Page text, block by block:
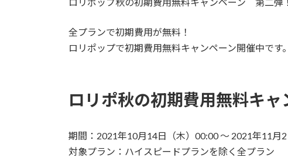
新
時
:
全プランで初期費用が無料！
ロリポップで初期費用無料キャンペーン開催中です
ロリポ秋の初期費用無料キャ
期間：2021年10月14日（木）00:00 ～ 2021年11月
対象プラン：ハイスピードプランを除く全プラン